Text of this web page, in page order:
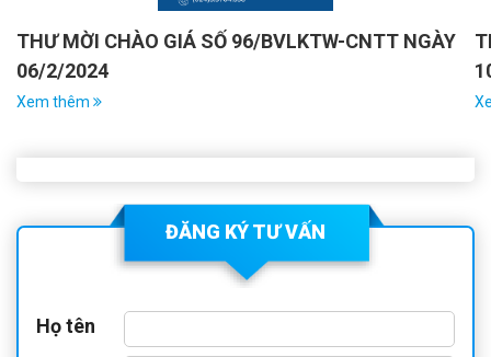
THƯ MỜI CHÀO GIÁ SỐ 96/BVLKTW-CNTT NGÀY
06/2/2024
Xem thêm
ĐĂNG KÝ TƯ VẤN
Họ tên